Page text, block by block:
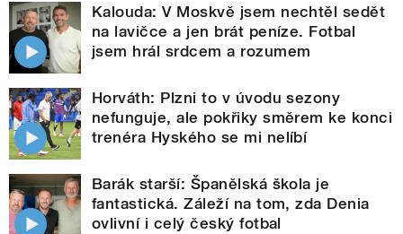
Kalouda: V Moskvě jsem nechtěl sedět
na lavičce a jen brát peníze. Fotbal
jsem hrál srdcem a rozumem
Horváth: Plzni to v úvodu sezony
nefunguje, ale pokřiky směrem ke konci
trenéra Hyského se mi nelíbí
Barák starší: Španělská škola je
fantastická. Záleží na tom, zda Denia
ovlivní i celý český fotbal